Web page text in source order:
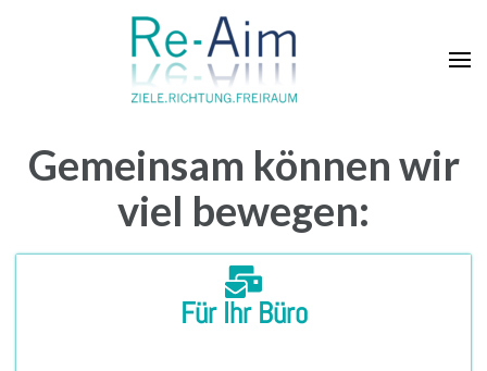
Gemeinsam können wir
viel bewegen:
Für Ihr Büro